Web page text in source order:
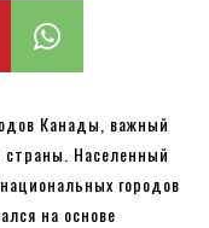
Канады, важный
страны. Населенный
городов
на основе